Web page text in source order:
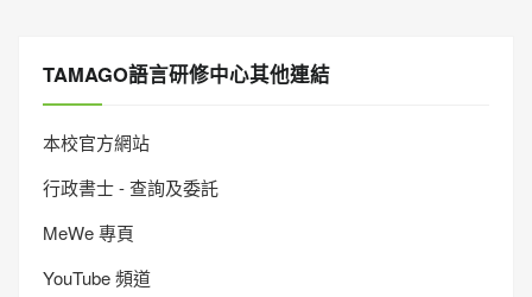
TAMAGO語言研修中心其他連結
本校官方網站
行政書士 - 查詢及委託
MeWe 專頁
YouTube 頻道